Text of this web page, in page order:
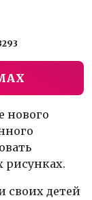
нового
рисунках.
своих детей